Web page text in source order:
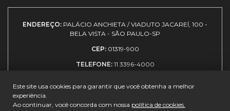
ENDEREÇO: PALÁCIO ANCHIETA / VIADUTO JACAREÍ, 100 -
BELA VISTA - SÃO PAULO-SP
CEP: 01319-900
TELEFONE: 11 3396-4000
Expediente|
Política de
|
Como
|
Guia de
Este site usa cookies para garantir que você obtenha a melhor
experiência.
Ao continuar, você concorda com nossa política de cookies.